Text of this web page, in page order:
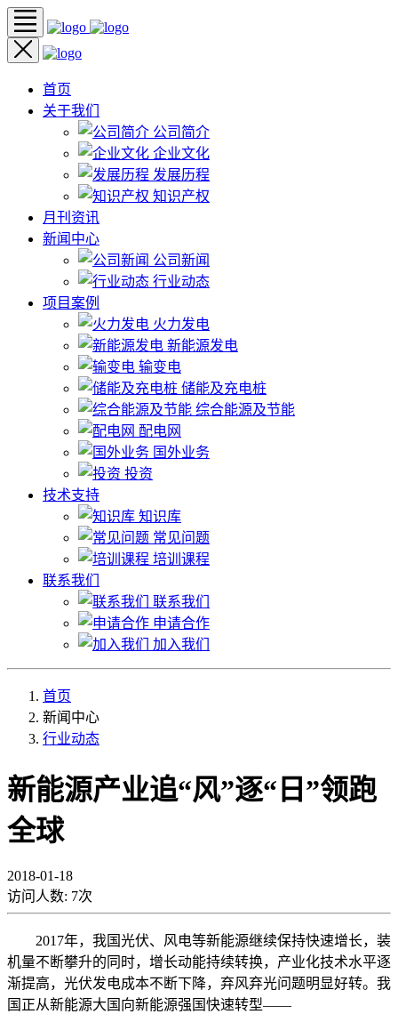
首页
关于我们
公司简介
企业文化
发展历程
知识产权
月刊资讯
新闻中心
公司新闻
行业动态
项目案例
火力发电
新能源发电
输变电
储能及充电桩
综合能源及节能
配电网
国外业务
投资
技术支持
知识库
常见问题
培训课程
联系我们
联系我们
申请合作
加入我们
首页
新闻中心
行业动态
新能源产业追“风”逐“日”领跑
全球
2018-01-18
访问人数: 7次
2017年，我国光伏、风电等新能源继续保持快速增长，装
机量不断攀升的同时，增长动能持续转换，产业化技术水平逐
渐提高，光伏发电成本不断下降，弃风弃光问题明显好转。我
国正从新能源大国向新能源强国快速转型——